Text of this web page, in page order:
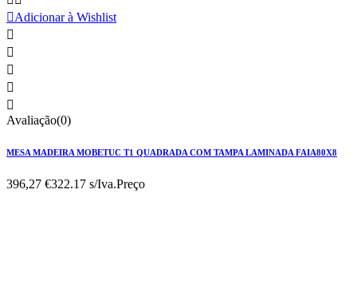
Adicionar à Wishlist





Avaliação(0)
MESA MADEIRA MOBETUC T1 QUADRADA COM TAMPA LAMINADA FAIA80X8
396,27 €322.17 s/Iva.Preço